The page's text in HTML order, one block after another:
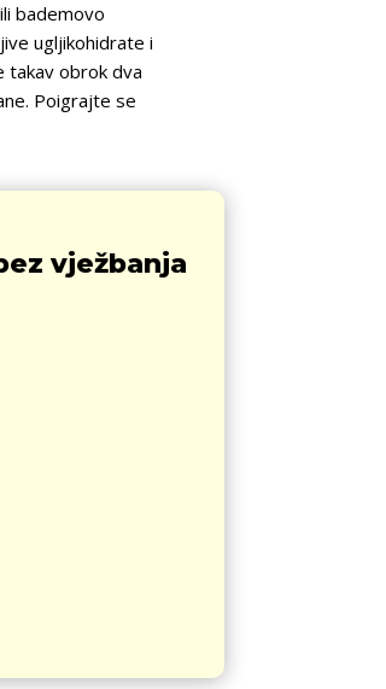
bademovo
ugljikohidrate i
takav obrok dva
Poigrajte se
vježbanja